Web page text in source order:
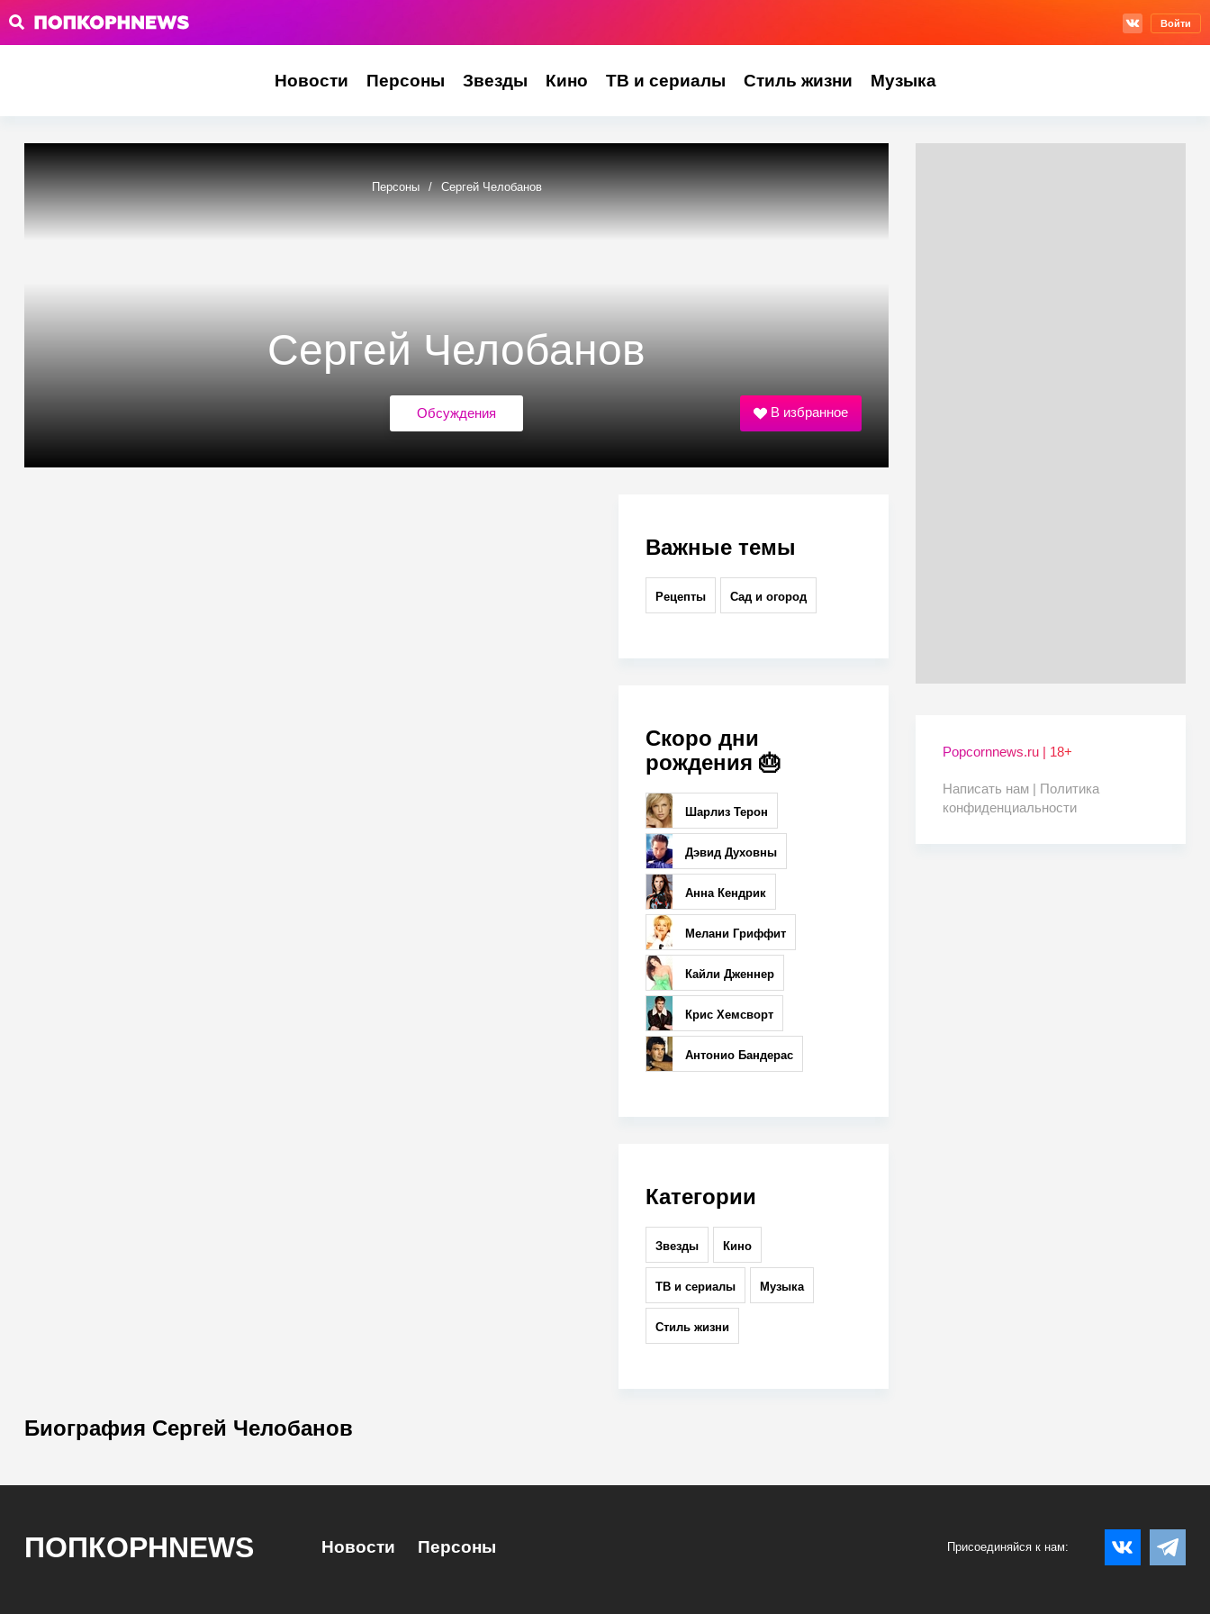
Войти
Новости Персоны Звезды Кино ТВ и сериалы Стиль жизни Музыка
Персоны / Сергей Челобанов
Сергей Челобанов
Обсуждения В избранное
Важные темы
Рецепты Сад и огород
Скоро дни
рождения 🎂
Шарлиз Терон
Дэвид Духовны
Анна Кендрик
Мелани Гриффит
Кайли Дженнер
Крис Хемсворт
Антонио Бандерас
Категории
Звезды Кино
ТВ и сериалы Музыка
Стиль жизни
Биография Сергей Челобанов
Popcornnews.ru | 18+
Написать нам | Политика
конфиденциальности
ПОПКОРНNEWS Новости Персоны Присоединяйся к нам: